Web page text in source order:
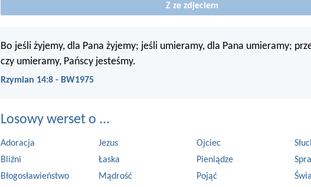
Z ze zdjeciem
Bo jeśli żyjemy, dla Pana żyjemy; jeśli umieramy, dla Pana umieramy;
czy umieramy, Pańscy jesteśmy.
Rzymian 14:8 - BW1975
Losowy werset o ...
Adoracja
Bliźni
Błogosławieństwo
Jezus
Łaska
Mądrość
Ojciec
Pieniądze
Pojąć